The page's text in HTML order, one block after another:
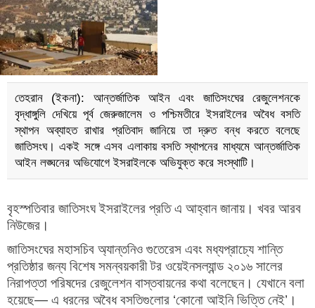
তেহরান (ইকনা): আন্তর্জাতিক আইন এবং জাতিসংঘের রেজুলেশনকে
বৃদ্ধাঙ্গুলি দেখিয়ে পূর্ব জেরুজালেম ও পশ্চিমতীরে ইসরাইলের অবৈধ বসতি
স্থাপন অব্যাহত রাখার প্রতিবাদ জানিয়ে তা দ্রুত বন্ধ করতে বলেছে
জাতিসংঘ। একই সঙ্গে এসব এলাকায় বসতি স্থাপনের মাধ্যমে আন্তর্জাতিক
আইন লঙ্ঘনের অভিযোগে ইসরাইলকে অভিযুক্ত করে সংস্থাটি।
বৃহস্পতিবার জাতিসংঘ ইসরাইলের প্রতি এ আহ্বান জানায়। খবর আরব
নিউজের।
জাতিসংঘের মহাসচিব অ্যান্তনিও গুতেরেস এবং মধ্যপ্রাচ্যে শান্তি
প্রতিষ্ঠার জন্য বিশেষ সমন্বয়কারী টর ওয়েইনসল্যান্ড ২০১৬ সালের
নিরাপত্তা পরিষদের রেজুলেশন বাস্তবায়নের কথা বলেছেন। যেখানে বলা
হয়েছে— এ ধরনের অবৈধ বসতিগুলোর ‘কোনো আইনি ভিত্তি নেই’।